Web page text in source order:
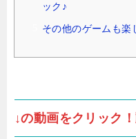
ック♪
その他のゲームも楽
↓の動画をクリック